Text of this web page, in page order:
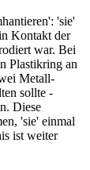
'sie'
Kontakt der
war. Bei
Plastikring an
Metall-
sollte -
Diese
'sie' einmal
ist weiter